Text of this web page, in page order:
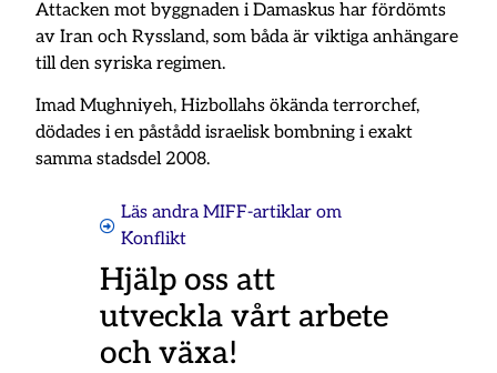
Attacken mot byggnaden i Damaskus har fördömts
av Iran och Ryssland, som båda är viktiga anhängare
till den syriska regimen.
Imad Mughniyeh, Hizbollahs ökända terrorchef,
dödades i en påstådd israelisk bombning i exakt
samma stadsdel 2008.
Läs andra MIFF-artiklar om
Konflikt
Hjälp oss att
utveckla vårt arbete
och växa!